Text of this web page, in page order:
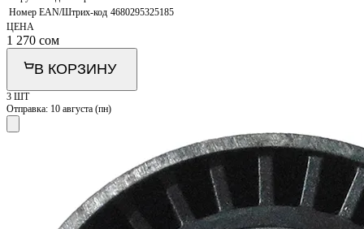
Номер EAN/Штрих-код 4680295325185
ЦЕНА
1 270 сом
В КОРЗИНУ
3 ШТ
Отправка: 10 августа (пн)